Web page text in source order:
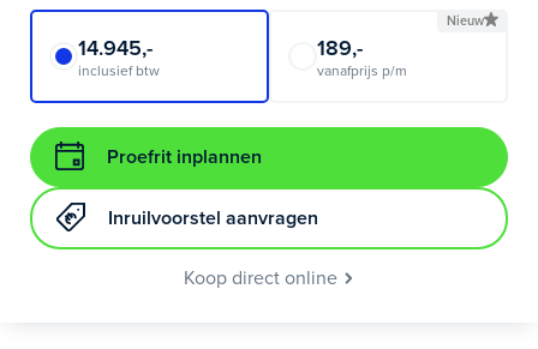
14.945,-
inclusief btw
Nieuw
189,-
vanafprijs p/m
Proefrit inplannen
Inruilvoorstel aanvragen
Koop direct online